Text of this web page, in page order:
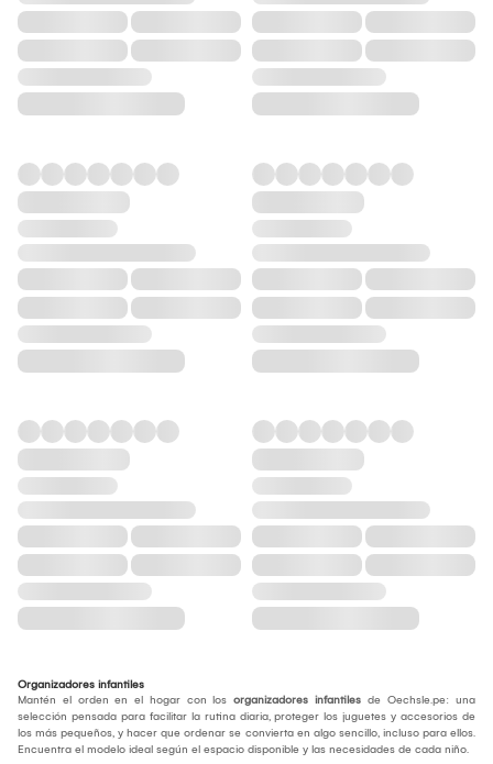
Organizadores infantiles
Mantén el orden en el hogar con los organizadores infantiles de Oechsle.pe: una
selección pensada para facilitar la rutina diaria, proteger los juguetes y accesorios de
los más pequeños, y hacer que ordenar se convierta en algo sencillo, incluso para ellos.
Encuentra el modelo ideal según el espacio disponible y las necesidades de cada niño.